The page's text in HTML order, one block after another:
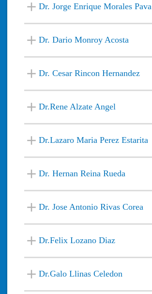
Dr. Jorge Enrique Morales Pava
Dr. Dario Monroy Acosta
Dr. Cesar Rincon Hernandez
Dr.Rene Alzate Angel
Dr.Lazaro Maria Perez Estarita
Dr. Hernan Reina Rueda
Dr. Jose Antonio Rivas Corea
Dr.Felix Lozano Diaz
Dr.Galo Llinas Celedon